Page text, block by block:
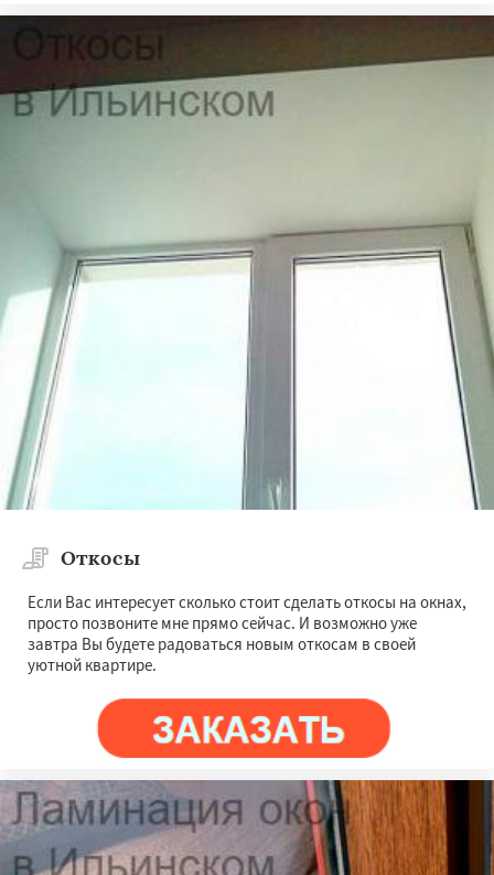
Откосы
Если Вас интересует сколько стоит сделать откосы на окнах,
просто позвоните мне прямо сейчас. И возможно уже
завтра Вы будете радоваться новым откосам в своей
уютной квартире.